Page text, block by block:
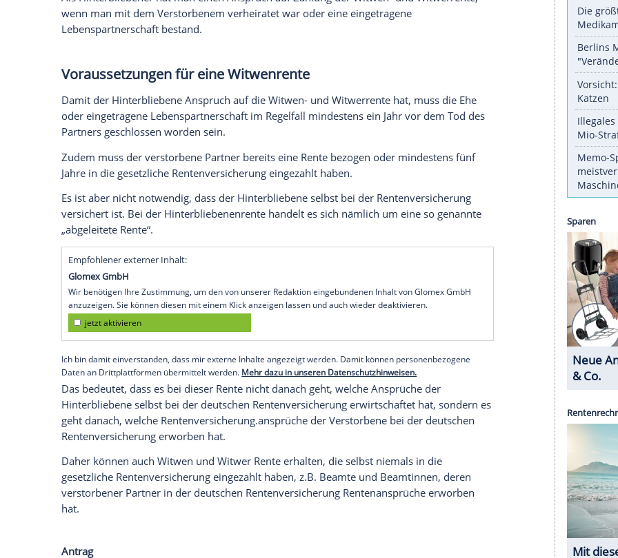
07.01.2021 - 07:00 Uhr
Wenn ein Partner stirbt, kommen zur Trauer oftmals noch Existenzängste hinzu. Die
Witwen- und Witwerrente
aus der gesetzlichen Rentenversicherung kann dann helfen,
finanzielle Lücken zu schließen . Der Bezug der Hinterbliebenenrente kann für Witwen und
Witwer eine wichtige Einkommensquelle sein.
Als Hinterbliebener hat man einen Anspruch auf Zahlung der Witwen- und
Witwerrente
wenn man mit dem Verstorbenem verheiratet war oder eine eingetragene
Lebenspartnerschaft bestand.
Voraussetzungen für eine Witwenrente
Damit der Hinterbliebene Anspruch auf die Witwen- und Ehe
oder eingetrageneLebenspartnerschaftimRegelfallmindestens ein Jahr vor dem Tod
des
Partners geschlossen worden sein.
Zudem muss der verstorbene Partner bereits eineRentebezogen oder mindestens fünf
Jahre in die gesetzlicheRentenversicherungeingezahlt haben.
Es ist aber nicht notwendig, dass der Hinterbliebene selbst bei der Rentenversicherung
versichert ist. Bei der Hinterbliebenenrente handelt es sich nämlich um eine so genannte
„abgeleitete Rente“.
Empfohlener externer Inhalt:
Glomex GmbH
Wir benötigen Ihre Zustimmung, um den von unserer Redaktion eingebundenen Inhalt von Glomex GmbH